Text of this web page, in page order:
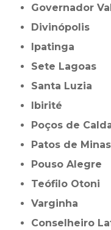
Governador
Divinópolis
Ipatinga
Sete Lagoas
Santa Luzia
Ibirité
Poços de
Patos de Minas
Pouso Alegre
Teófilo Otoni
Varginha
Conselheiro